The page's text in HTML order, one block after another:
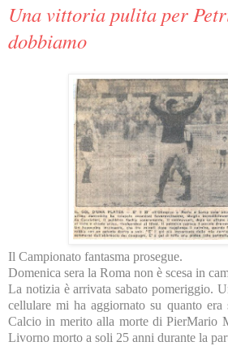
Una vittoria pulita per
dobbiamo
Il Campionato fantasma prosegue.
Domenica sera la Roma non è scesa in
La notizia è arrivata sabato pomeriggio.
cellulare mi ha aggiornato su quanto era
Calcio in merito alla morte di PierMario
Livorno morto a soli 25 anni durante la